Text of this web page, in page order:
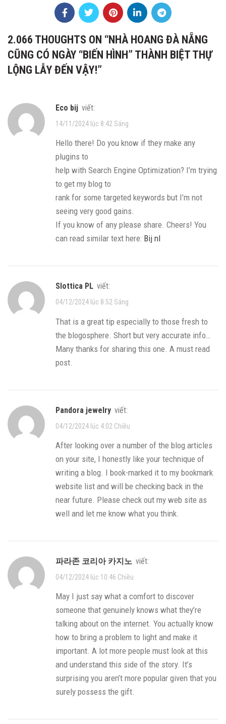
2.066 THOUGHTS ON “NHÀ HOANG ĐÀ NẴNG
CŨNG CÓ NGÀY “BIẾN HÌNH” THÀNH BIỆT THỰ
LỘNG LẪY ĐẾN VẬY!”
eco bij viết:
14/11/2024 lúc 8:42 Sáng
Hello there! Do you know if they make any
plugins to
help with Search Engine Optimization? I’m trying
to get my blog to
rank for some targeted keywords but I’m not
seeing very good gains.
If you know of any please share. Cheers! You
can read similar text here: Bij nl
Slottica PL viết:
04/12/2024 lúc 8:52 Sáng
That is a great tip especially to those fresh to
the blogosphere. Short but very accurate info…
Many thanks for sharing this one. A must read
post.
pandora jewelry viết:
04/12/2024 lúc 4:02 Chiều
After looking over a number of the blog articles
on your site, I honestly like your technique of
writing a blog. I book-marked it to my bookmark
website list and will be checking back in the
near future. Please check out my web site as
well and let me know what you think.
파라존 코리아 카지노 viết:
04/12/2024 lúc 10:46 Chiều
May I just say what a comfort to discover
someone that genuinely knows what they’re
talking about on the internet. You actually know
how to bring a problem to light and make it
important. A lot more people must look at this
and understand this side of the story. It’s
surprising you aren’t more popular given that you
surely possess the gift.